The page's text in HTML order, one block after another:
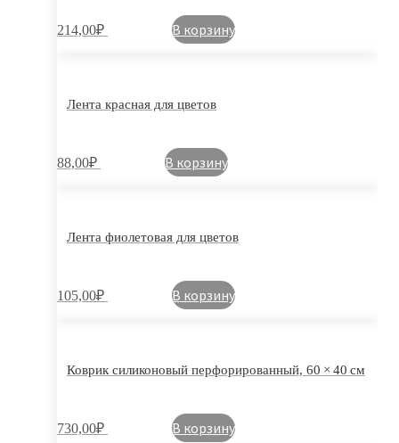
214,00₽ В корзину
Лента красная для цветов
88,00₽ В корзину
Лента фиолетовая для цветов
105,00₽ В корзину
Коврик силиконовый перфорированный, 60 × 40 см
730,00₽ В корзину